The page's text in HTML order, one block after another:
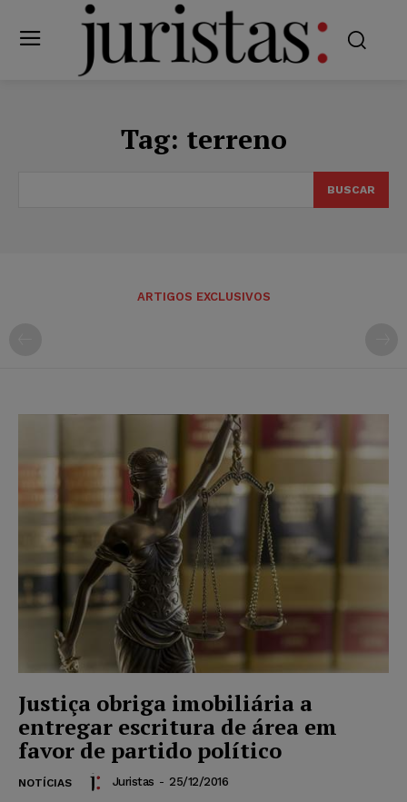
Tag: terreno
BUSCAR
ARTIGOS EXCLUSIVOS
Justiça obriga imobiliária a
entregar escritura de área em
favor de partido político
NOTÍCIAS Juristas - 25/12/2016